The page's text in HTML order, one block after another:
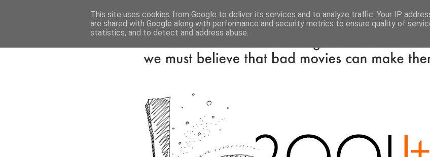
This site uses cookies from Google to deliver its services and to analyze traffic. Your IP
are shared with Google along with performance and security metrics to ensure quality of
statistics, and to detect and address abuse.